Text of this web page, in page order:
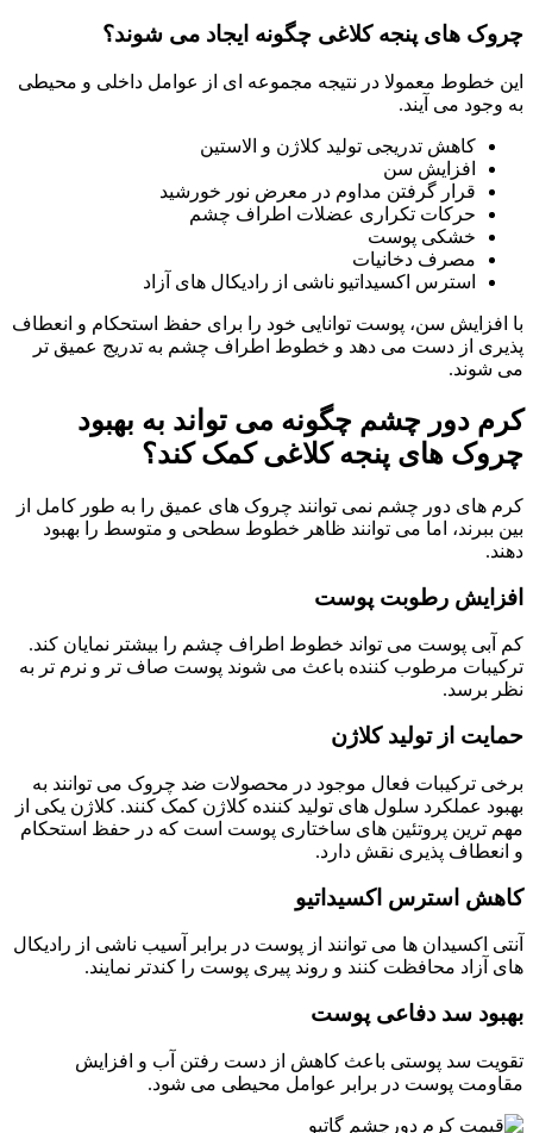
چروک های پنجه کلاغی چگونه ایجاد می شوند؟
این خطوط معمولا در نتیجه مجموعه ای از عوامل داخلی و محیطی
به وجود می آیند.
کاهش تدریجی تولید کلاژن و الاستین
افزایش سن
قرار گرفتن مداوم در معرض نور خورشید
حرکات تکراری عضلات اطراف چشم
خشکی پوست
مصرف دخانیات
استرس اکسیداتیو ناشی از رادیکال های آزاد
با افزایش سن، پوست توانایی خود را برای حفظ استحکام و انعطاف
پذیری از دست می دهد و خطوط اطراف چشم به تدریج عمیق تر
می شوند.
کرم دور چشم چگونه می تواند به بهبود
چروک های پنجه کلاغی کمک کند؟
کرم های دور چشم نمی توانند چروک های عمیق را به طور کامل از
بین ببرند، اما می توانند ظاهر خطوط سطحی و متوسط را بهبود
دهند.
افزایش رطوبت پوست
کم آبی پوست می تواند خطوط اطراف چشم را بیشتر نمایان کند.
ترکیبات مرطوب کننده باعث می شوند پوست صاف تر و نرم تر به
نظر برسد.
حمایت از تولید کلاژن
برخی ترکیبات فعال موجود در محصولات ضد چروک می توانند به
بهبود عملکرد سلول های تولید کننده کلاژن کمک کنند. کلاژن یکی از
مهم ترین پروتئین های ساختاری پوست است که در حفظ استحکام
و انعطاف پذیری نقش دارد.
کاهش استرس اکسیداتیو
آنتی اکسیدان ها می توانند از پوست در برابر آسیب ناشی از رادیکال
های آزاد محافظت کنند و روند پیری پوست را کندتر نمایند.
بهبود سد دفاعی پوست
تقویت سد پوستی باعث کاهش از دست رفتن آب و افزایش
مقاومت پوست در برابر عوامل محیطی می شود.